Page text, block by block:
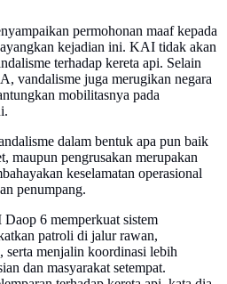
permohonan maaf kepada
kejadian ini. KAI tidak akan
terhadap kereta api. Selain
vandalisme juga merugikan negara
mobilitasnya pada
dalam bentuk apa pun baik
maupun pengrusakan merupakan
keselamatan operasional
penumpang.
6 memperkuat sistem
patroli di jalur rawan,
serta menjalin koordinasi lebih
dan masyarakat setempat.